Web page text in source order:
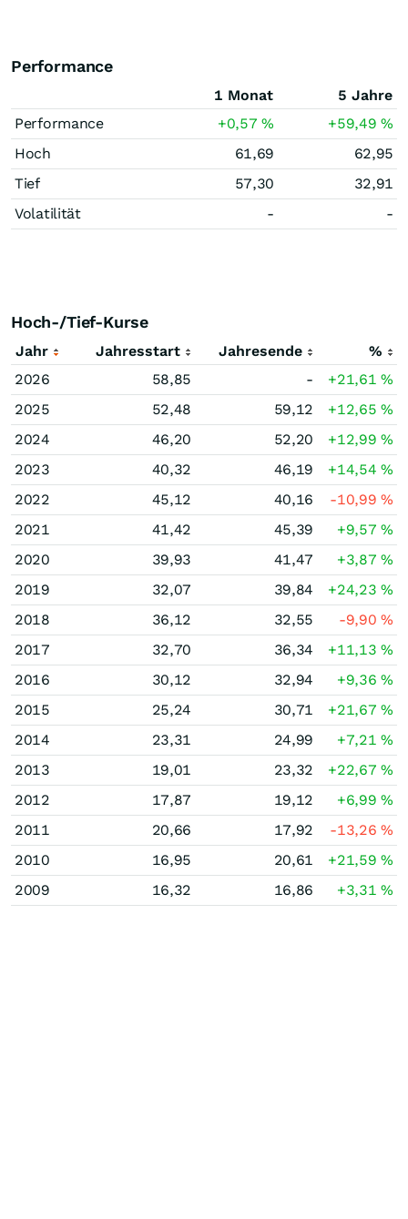
Performance
1 Monat
5 Jahre
Performance
+0,57% +59,49%
Hoch
61,69
62,95
Tief
57,30
32,91
Volatilität
- -
Hoch-/Tief-Kurse
Jahr Jahresstart Jahresende
%
2026
58,85 - +21,61%
2025
52,48 59,12 +12,65%
2024
46,20 52,20 +12,99%
2023
40,32 46,19 +14,54%
2022
45,12 40,16 -10,99%
2021
41,42 45,39 +9,57%
2020
39,93 41,47 +3,87%
2019
32,07 39,84 +24,23%
2018
36,12 32,55 -9,90%
2017
32,70 36,34 +11,13%
2016
30,12 32,94 +9,36%
2015
25,24 30,71 +21,67%
2014
23,31 24,99 +7,21%
2013
19,01 23,32 +22,67%
2012
17,87 19,12 +6,99%
2011
20,66 17,92 -13,26%
2010
16,95 20,61 +21,59%
2009
16,32 16,86 +3,31%